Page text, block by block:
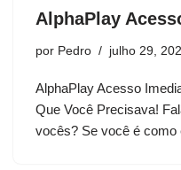
AlphaPlay
por Pedro julho 29,
AlphaPlay Acesso
Que Você Precisava!
vocês? Se você é